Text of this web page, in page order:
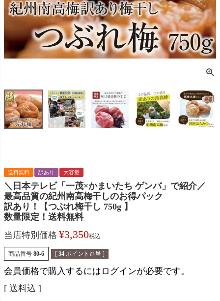
送料無料 訳あり 大容量
＼日本テレビ「一茂×かまいたち ゲンバ」で紹介／
最高品質の紀州南高梅干しのお得パック
訳あり！【つぶれ梅干し 750g 】
数量限定！送料無料
当店特別価格 ¥3,350税込
商品番号 80-6 [ 34 ポイント進呈 ]
会員価格で購入するにはログインが必要です。
送料込